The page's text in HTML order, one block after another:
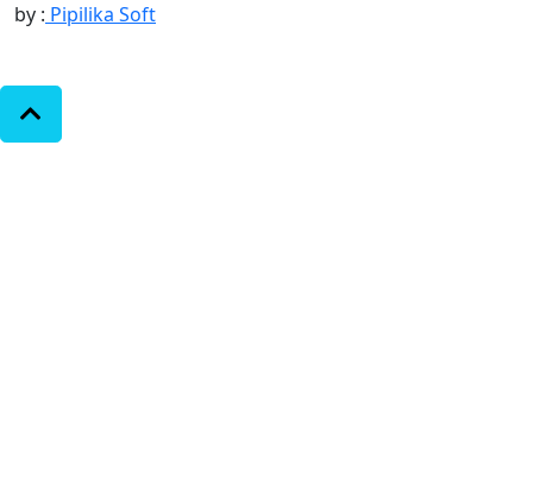
by : Pipilika Soft